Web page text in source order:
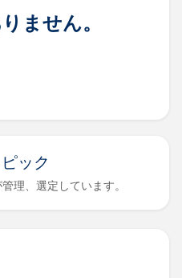
ません。
ック
理、選定しています。